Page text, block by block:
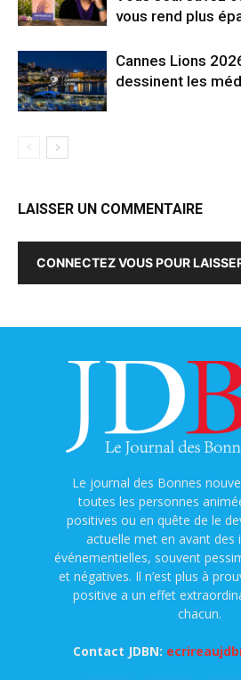
vous rend plus
Cannes Lions
dessinent les
LAISSER UN COMMENTAIRE
CONNECTEZ VOUS POUR
Le journal des Bonnes
toutes les personnes
positives ou en quête de le
actuelle met en avant des
événementielles, souvent
et négatives. Il n’est plus à
positive a un effet
chacun.
Contact JDBN: